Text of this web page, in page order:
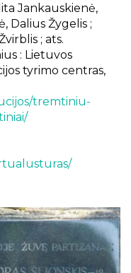
Jankauskienė,
Dalius Žygelis ;
; ats.
: Lietuvos
tyrimo centras,
tremtiniu-